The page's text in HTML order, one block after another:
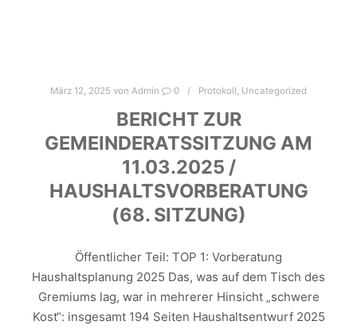
März 12, 2025 von Admin 0 Protokoll Uncategorized
BERICHT ZUR
GEMEINDERATSSITZUNG AM
11.03.2025 /
HAUSHALTSVORBERATUNG
(68. SITZUNG)
Öffentlicher Teil: TOP 1: Vorberatung
Haushaltsplanung 2025 Das, was auf dem Tisch des
Gremiums lag, war in mehrerer Hinsicht „schwere
Kost“: insgesamt 194 Seiten Haushaltsentwurf 2025